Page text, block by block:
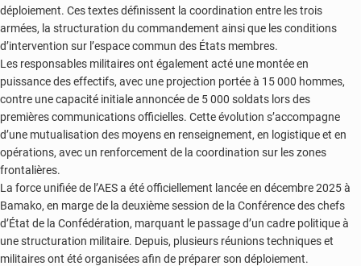
déploiement. Ces textes définissent la coordination entre les trois
armées, la structuration du commandement ainsi que les conditions
d’intervention sur l’espace commun des États membres.
Les responsables militaires ont également acté une montée en
puissance des effectifs, avec une projection portée à 15 000 hommes,
contre une capacité initiale annoncée de 5 000 soldats lors des
premières communications officielles. Cette évolution s’accompagne
d’une mutualisation des moyens en renseignement, en logistique et en
opérations, avec un renforcement de la coordination sur les zones
frontalières.
La force unifiée de l’AES a été officiellement lancée en décembre 2025 à
Bamako, en marge de la deuxième session de la Conférence des chefs
d’État de la Confédération, marquant le passage d’un cadre politique à
une structuration militaire. Depuis, plusieurs réunions techniques et
militaires ont été organisées afin de préparer son déploiement.